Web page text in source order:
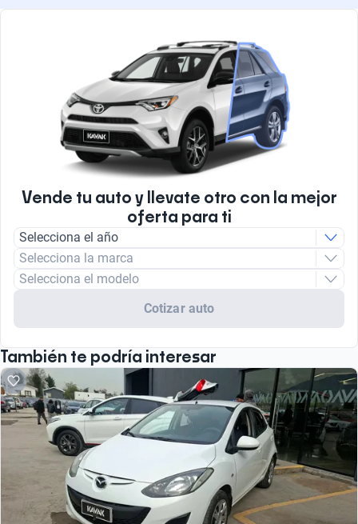
Vende tu auto y llevate otro con la mejor
oferta para ti
Selecciona el año
Selecciona la marca
Selecciona el modelo
Cotizar auto
También te podría interesar